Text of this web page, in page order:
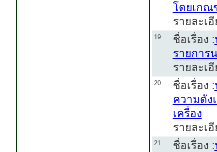
โดยเกณ
รายละเ
19 ชื่อเรื่อง :
รายการ
รายละเ
20 ชื่อเรื่อง :
ความดัง
เครื่อง
รายละเ
21 ชื่อเรื่อง :